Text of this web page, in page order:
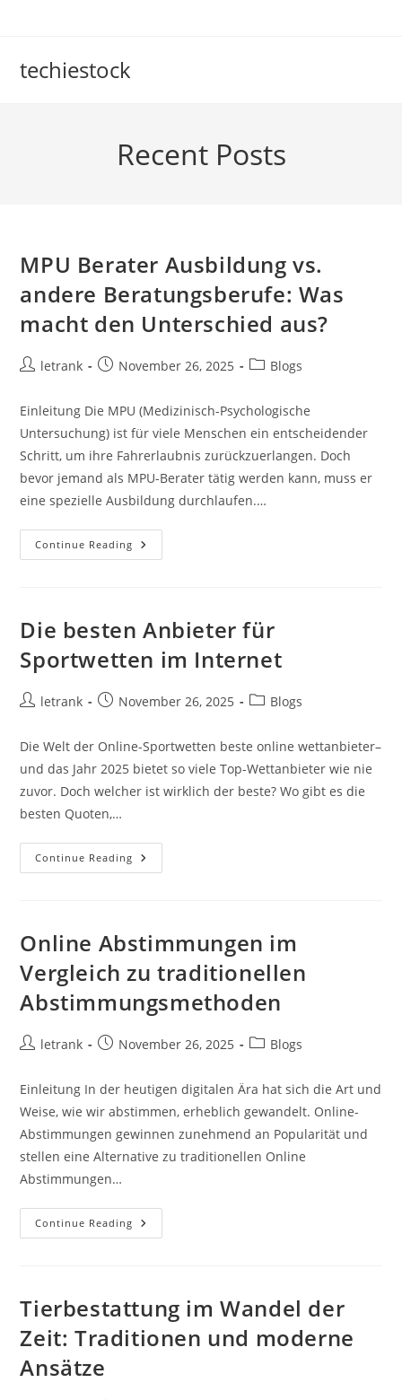
techiestock
Recent Posts
MPU Berater Ausbildung vs.
andere Beratungsberufe: Was
macht den Unterschied aus?
Postletrank
PostNovember 26, 2025
PostBlogs
Einleitung Die MPU (Medizinisch-Psychologische
Untersuchung) ist für viele Menschen ein entscheidender
Schritt, um ihre Fahrerlaubnis zurückzuerlangen. Doch
bevor jemand als MPU-Berater tätig werden kann, muss er
eine spezielle Ausbildung durchlaufen.…
Continue Reading MPU
Berater
Was
Macht
Unterschied
Aus?
Die besten Anbieter für
Sportwetten im Internet
Postletrank
PostNovember 26, 2025
PostBlogs
Die Welt der Online-Sportwetten beste online wettanbieter–
und das Jahr 2025 bietet so viele Top-Wettanbieter wie nie
zuvor. Doch welcher ist wirklich der beste? Wo gibt es die
besten Quoten,…
Continue Reading Die
Besten
Internet
Online Abstimmungen im
Vergleich zu traditionellen
Abstimmungsmethoden
Postletrank
PostNovember 26, 2025
PostBlogs
Einleitung In der heutigen digitalen Ära hat sich die Art und
Weise, wie wir abstimmen, erheblich gewandelt. Online-
Abstimmungen gewinnen zunehmend an Popularität und
stellen eine Alternative zu traditionellen Online
Abstimmungen…
Continue Reading Online
Abstimmungen
Abstimmungsmethoden
Tierbestattung im Wandel der
Zeit: Traditionen und moderne
Ansätze